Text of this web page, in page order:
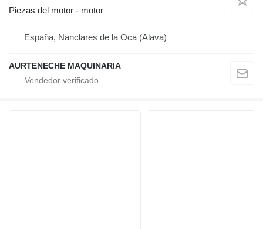
Piezas del motor - motor
España, Nanclares de la Oca (Alava)
AURTENECHE MAQUINARIA